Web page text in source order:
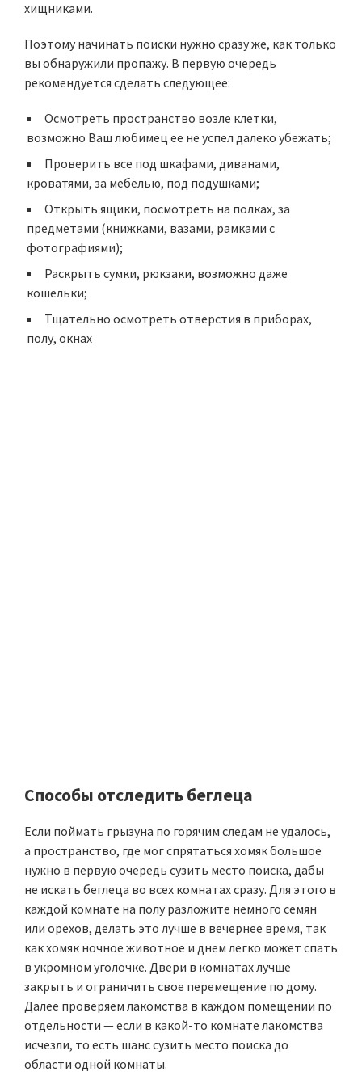
хищниками.
Поэтому начинать поиски нужно сразу же, как только
вы обнаружили пропажу. В первую очередь
рекомендуется сделать следующее:
Осмотреть пространство возле клетки,
возможно Ваш любимец ее не успел далеко убежать;
Проверить все под шкафами, диванами,
кроватями, за мебелью, под подушками;
Открыть ящики, посмотреть на полках, за
предметами (книжками, вазами, рамками с
фотографиями);
Раскрыть сумки, рюкзаки, возможно даже
кошельки;
Тщательно осмотреть отверстия в приборах,
полу, окнах
Способы отследить беглеца
Если поймать грызуна по горячим следам не удалось,
а пространство, где мог спрятаться хомяк большое
нужно в первую очередь сузить место поиска, дабы
не искать беглеца во всех комнатах сразу. Для этого в
каждой комнате на полу разложите немного семян
или орехов, делать это лучше в вечернее время, так
как хомяк ночное животное и днем легко может спать
в укромном уголочке. Двери в комнатах лучше
закрыть и ограничить свое перемещение по дому.
Далее проверяем лакомства в каждом помещении по
отдельности — если в какой-то комнате лакомства
исчезли, то есть шанс сузить место поиска до
области одной комнаты.